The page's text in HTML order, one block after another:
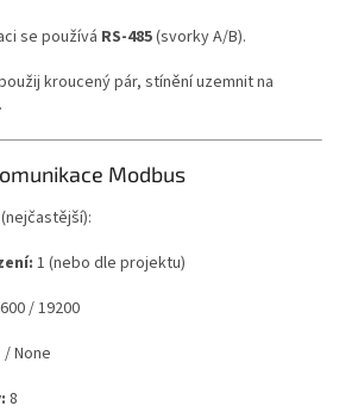
se používá RS-485(svorky A/B).
kroucený pár, stínění uzemnit na
Modbus
1 (nebo dle projektu)
/ 19200
/ None
8